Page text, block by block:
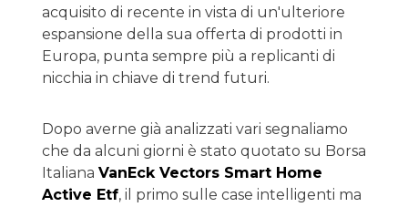
acquisito di recente in vista di un'ulteriore
espansione della sua offerta di prodotti in
Europa, punta sempre più a replicanti di
nicchia in chiave di trend futuri.
Dopo averne già analizzati vari segnaliamo
che da alcuni giorni è stato quotato su Borsa
Italiana VanEck Vectors Smart Home
Active Etf, il primo sulle case intelligenti ma